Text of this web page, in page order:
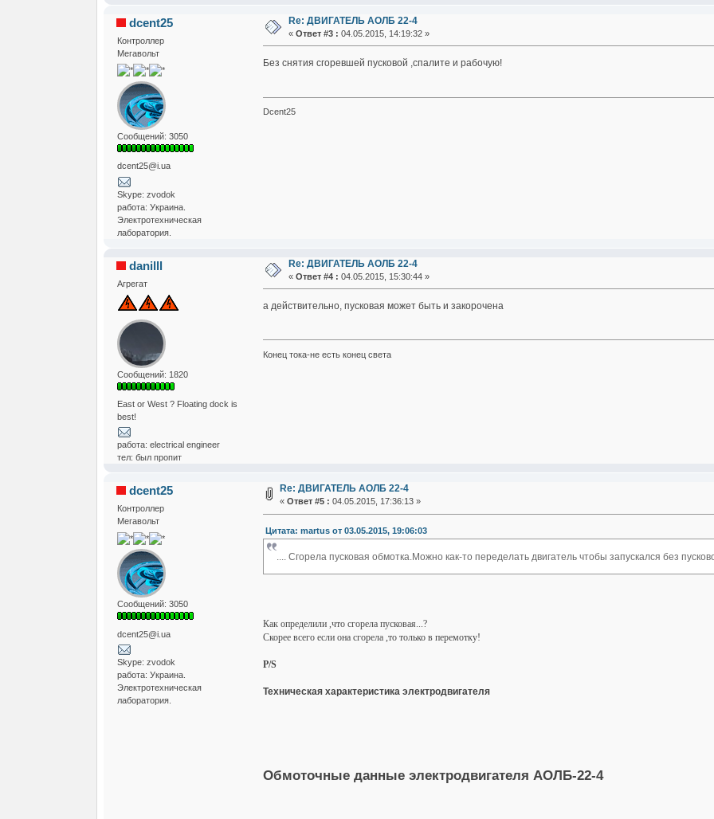
dcent25
Контроллер
Мегавольт
Сообщений: 3050
dcent25@i.ua
Skype: zvodok
работа: Украина.
Электротехническая
лаборатория.
Re: ДВИГАТЕЛЬ АОЛБ 22-4
« Ответ #3 : 04.05.2015, 14:19:32 »
Без снятия сгоревшей пусковой ,спалите и рабочую!
Dcent25
danilll
Агрегат
Сообщений: 1820
East or West ? Floating dock is
best!
работа: electrical engineer
тел: был пропит
Re: ДВИГАТЕЛЬ АОЛБ 22-4
« Ответ #4 : 04.05.2015, 15:30:44 »
а действительно, пусковая может быть и закорочена
Конец тока-не есть конец света
dcent25
Контроллер
Мегавольт
Сообщений: 3050
dcent25@i.ua
Skype: zvodok
работа: Украина.
Электротехническая
лаборатория.
Re: ДВИГАТЕЛЬ АОЛБ 22-4
« Ответ #5 : 04.05.2015, 17:36:13 »
Цитата: martus от 03.05.2015, 19:06:03
.... Сгорела пусковая обмотка.Можно как-то переделать двигатель чтобы запускался без
Как определили ,что сгорела пусковая...?
Скорее всего если она сгорела ,то только в перемотку!
P/S
Техническая характеристика электродвигателя
Обмоточные данные электродвигателя АОЛБ-22-4